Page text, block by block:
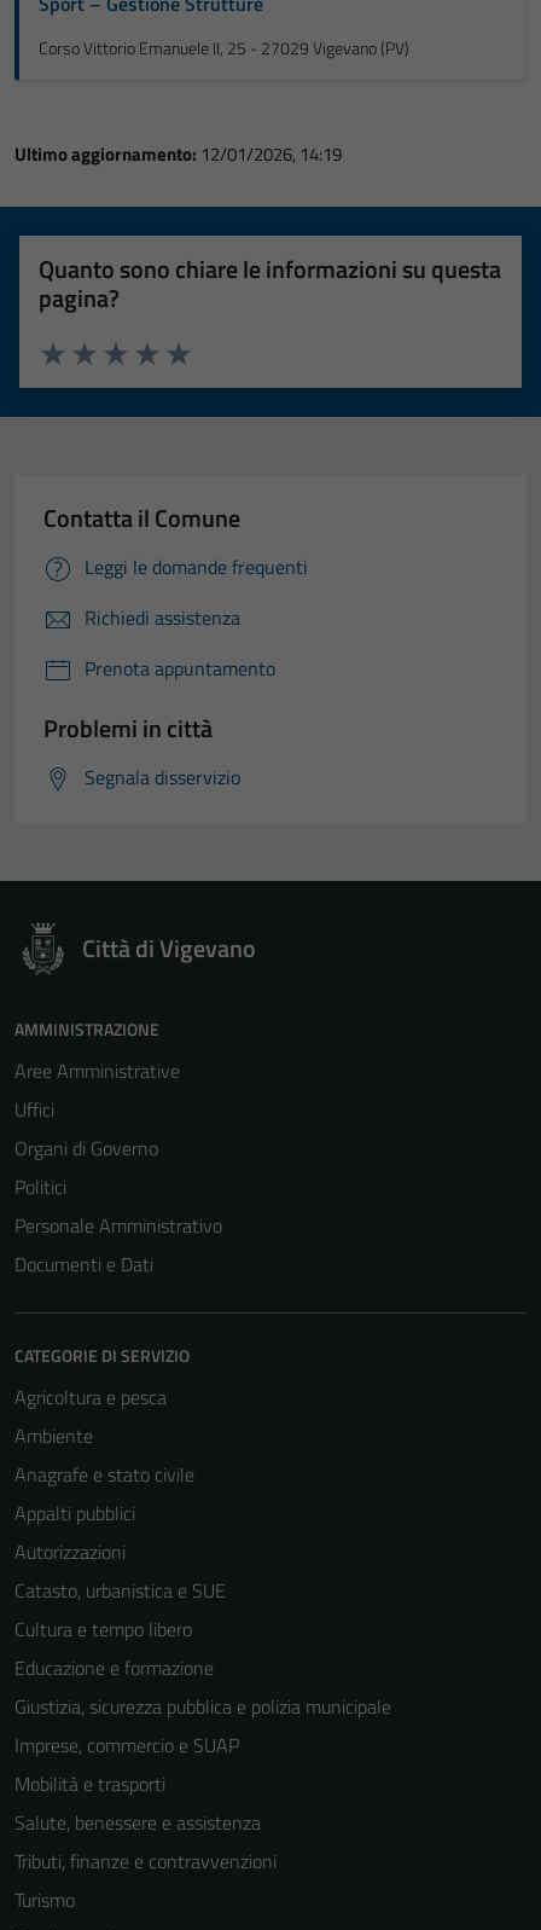
Corso Vittorio Emanuele II, 25 - 27029 Vigevano (PV)
Ultimo aggiornamento: 12/01/2026, 14:19
Quanto sono chiare le informazioni su questa
pagina?
Valuta 5 stelle su 5
Valuta 4 stelle su 5
Valuta 3 stelle su 5
Valuta 2 stelle su 5
Valuta 1 stelle su 5
Contatta il Comune
Leggi le domande frequenti
Richiedi assistenza
Prenota appuntamento
Problemi in città
Segnala disservizio
Città di Vigevano
AMMINISTRAZIONE
Aree Amministrative
Uffici
Organi di Governo
Politici
Personale Amministrativo
Documenti e Dati
CATEGORIE DI SERVIZIO
Agricoltura e pesca
Ambiente
Anagrafe e stato civile
Appalti pubblici
Autorizzazioni
Catasto, urbanistica e SUE
Cultura e tempo libero
Educazione e formazione
Giustizia, sicurezza pubblica e polizia municipale
Imprese, commercio e SUAP
Mobilità e trasporti
Salute, benessere e assistenza
Tributi, finanze e contravvenzioni
Turismo